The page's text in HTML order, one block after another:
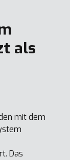
als
mit dem
Das